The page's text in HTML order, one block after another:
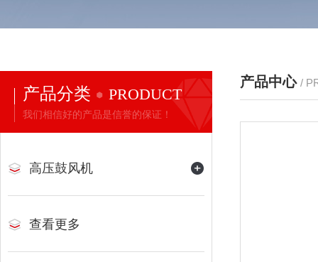
产品分类 PRODUCT
我们相信好的产品是信誉的保证！
高压鼓风机
查看更多
产品中心 /